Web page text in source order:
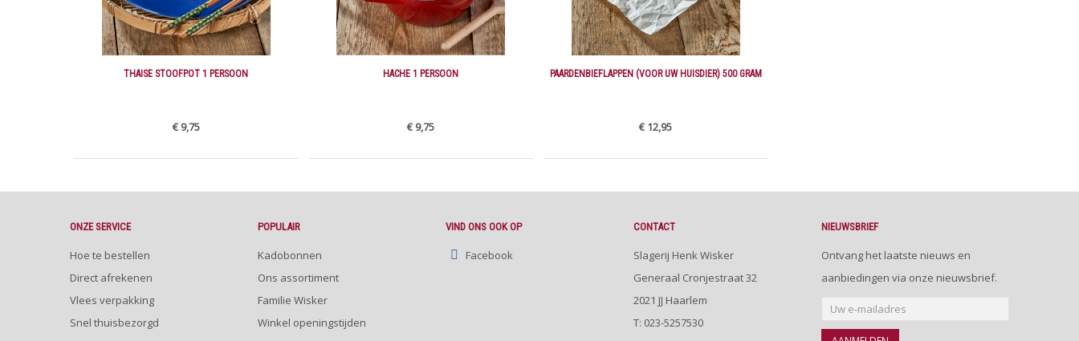
THAISE STOOFPOT 1 PERSOON
€ 9,75
HACHE 1 PERSOON
€ 9,75
PAARDENBIEFLAPPEN (VOOR UW HUISDIER) 500 GRAM
€ 12,95
ONZE SERVICE
Hoe te bestellen
Direct afrekenen
Vlees verpakking
Snel thuisbezorgd
POPULAIR
Kadobonnen
Ons assortiment
Familie Wisker
Winkel openingstijden
VIND ONS OOK OP
Facebook
CONTACT
Slagerij Henk Wisker
Generaal Cronjestraat 32
2021 JJ Haarlem
T: 023-5257530
NIEUWSBRIEF
Ontvang het laatste nieuws en
aanbiedingen via onze nieuwsbrief.